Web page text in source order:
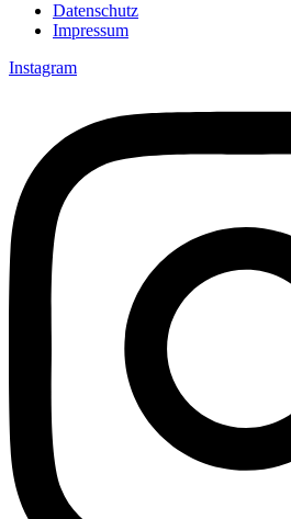
Datenschutz
Impressum
Instagram